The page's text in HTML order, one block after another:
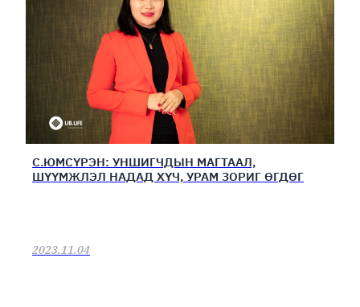
С.ЮМСҮРЭН: УНШИГЧДЫН МАГТААЛ,
ШҮҮМЖЛЭЛ НАДАД ХҮЧ, УРАМ ЗОРИГ ӨГДӨГ
2023.11.04